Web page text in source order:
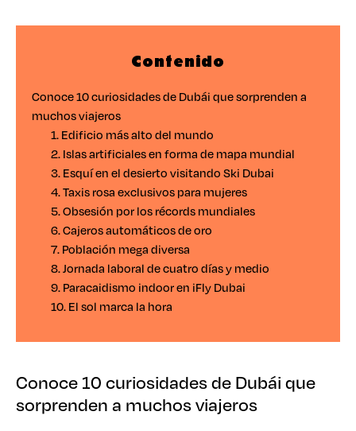
Contenido
Conoce 10 curiosidades de Dubái que sorprenden a
muchos viajeros
1. Edificio más alto del mundo
2. Islas artificiales en forma de mapa mundial
3. Esquí en el desierto visitando Ski Dubai
4. Taxis rosa exclusivos para mujeres
5. Obsesión por los récords mundiales
6. Cajeros automáticos de oro
7. Población mega diversa
8. Jornada laboral de cuatro días y medio
9. Paracaidismo indoor en iFly Dubai
10. El sol marca la hora
Conoce 10 curiosidades de Dubái que
sorprenden a muchos viajeros